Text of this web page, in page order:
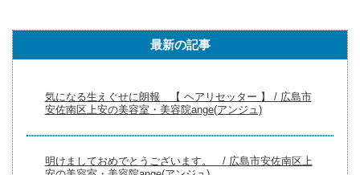
最新の記事
気になる生えぐせに朗報 【 ヘアリセッター 】 / 広島市
安佐南区上安の美容室・美容院ange(アンジュ)
明けましておめでとうございます。 / 広島市安佐南区上